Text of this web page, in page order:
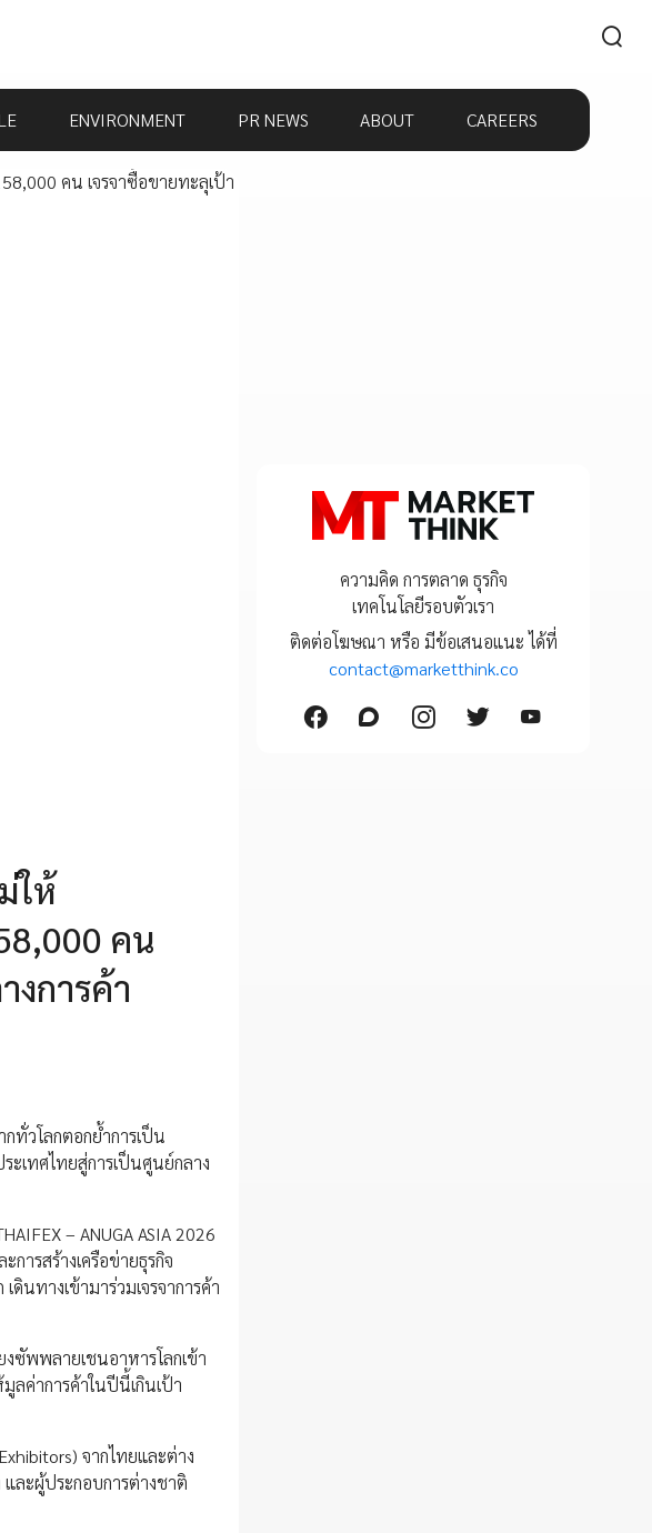
ENVIRONMENT PR NEWS ABOUT CAREERS
ให้
คน
งการค้า
ทั่วโลกตอกย้ำการเป็น
เทศไทยสู่การเป็นศูนย์กลาง
– ANUGA ASIA 2026
ารสร้างเครือข่ายธุรกิจ
นทางเข้ามาร่วมเจรจาการค้า
ซัพพลายเชนอาหารโลกเข้า
ลค่าการค้าในปีนี้เกินเป้า
จากไทยและต่าง
ละผู้ประกอบการต่างชาติ
ความคิด การตลาด ธุรกิจ
เทคโนโลยีรอบตัวเรา
ติดต่อโฆษณา หรือ มีข้อเสนอแนะ ได้ที่
contact@marketthink.co